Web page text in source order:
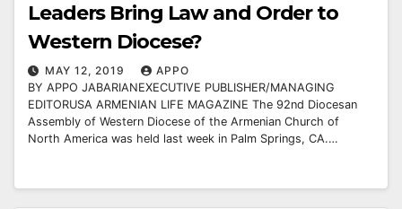
Leaders Bring Law and Order to
Western Diocese?
MAY 12, 2019
APPO
BY APPO JABARIANEXECUTIVE PUBLISHER/MANAGING
EDITORUSA ARMENIAN LIFE MAGAZINE The 92nd Diocesan
Assembly of Western Diocese of the Armenian Church of
North America was held last week in Palm Springs, CA.…